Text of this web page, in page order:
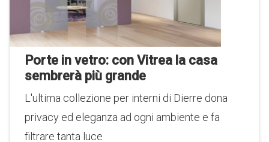
Porte in vetro: con Vitrea la casa
sembrerà più grande
L'ultima collezione per interni di Dierre dona
privacy ed eleganza ad ogni ambiente e fa
filtrare tanta luce